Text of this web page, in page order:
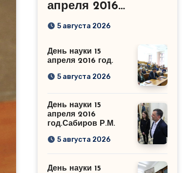
апреля 2016
год.Сабиров Р.М.
5 августа 2026
День науки 15
апреля 2016 год.
5 августа 2026
День науки 15
апреля 2016
год.Сабиров Р.М.
5 августа 2026
День науки 15